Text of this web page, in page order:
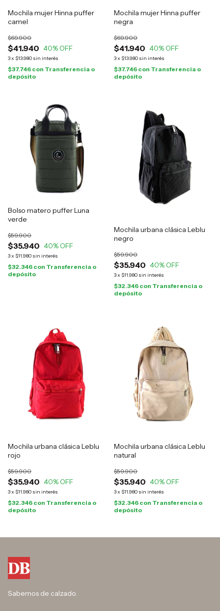
Mochila mujer Hinna puffer
camel
$41.940
$69.900
40% OFF
3x $13.980 sin interés
$37.746 con Transferencia o
depósito
Mochila mujer Hinna puffer
negra
$41.940
$69.900
40% OFF
3x $13.980 sin interés
$37.746 con Transferencia o
depósito
Bolso matero puffer Luna
verde
$35.940
$59.900
40% OFF
3x $11.980 sin interés
$32.346 con Transferencia o
depósito
Mochila urbana clásica Leblu
negro
$35.940
$59.900
40% OFF
3x $11.980 sin interés
$32.346 con Transferencia o
depósito
Mochila urbana clásica Leblu
rojo
$35.940
$59.900
40% OFF
3x $11.980 sin interés
$32.346 con Transferencia o
depósito
Mochila urbana clásica Leblu
natural
$35.940
$59.900
40% OFF
3x $11.980 sin interés
$32.346 con Transferencia o
depósito
Sabemos de calzado.